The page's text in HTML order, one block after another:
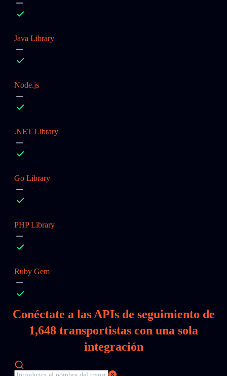
Java Library
Node.js
.NET Library
Go Library
PHP Library
Ruby Gem
Conéctate a las APIs de seguimiento de
1,648 transportistas con una sola
integración